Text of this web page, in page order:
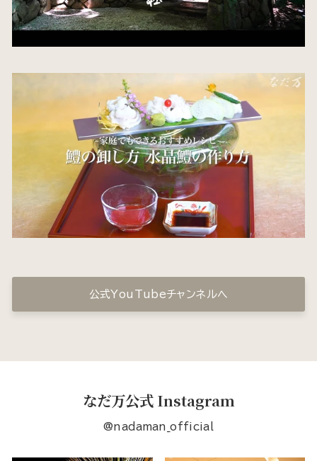
公式YouTubeチャンネルへ
なだ万公式 Instagram
@nadaman_official